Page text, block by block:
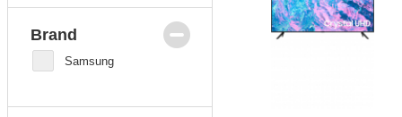
Brand
Samsung